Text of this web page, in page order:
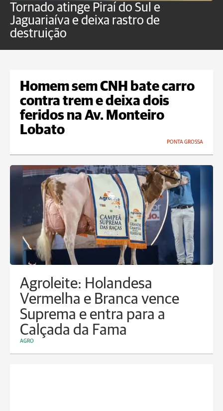
Tornado atinge Piraí do Sul e
Jaguariaíva e deixa rastro de
destruição
Homem sem CNH bate carro
contra trem e deixa dois
feridos na Av. Monteiro
Lobato
PONTA GROSSA
Agroleite: Holandesa
Vermelha e Branca vence
Suprema e entra para a
Calçada da Fama
AGRO